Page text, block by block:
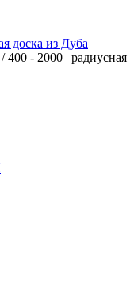
доска из Дуба
400 - 2000 | радиусная